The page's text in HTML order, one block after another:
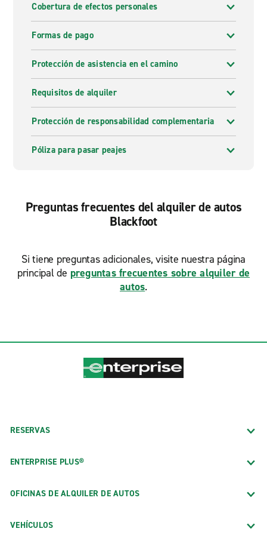
Cobertura de efectos personales
Formas de pago
Protección de asistencia en el camino
Requisitos de alquiler
Protección de responsabilidad complementaria
Póliza para pasar peajes
Preguntas frecuentes del alquiler de autos
Blackfoot
Si tiene preguntas adicionales, visite nuestra página
principal de preguntas frecuentes sobre alquiler de
autos.
RESERVAS
ENTERPRISE PLUS®
OFICINAS DE ALQUILER DE AUTOS
VEHÍCULOS